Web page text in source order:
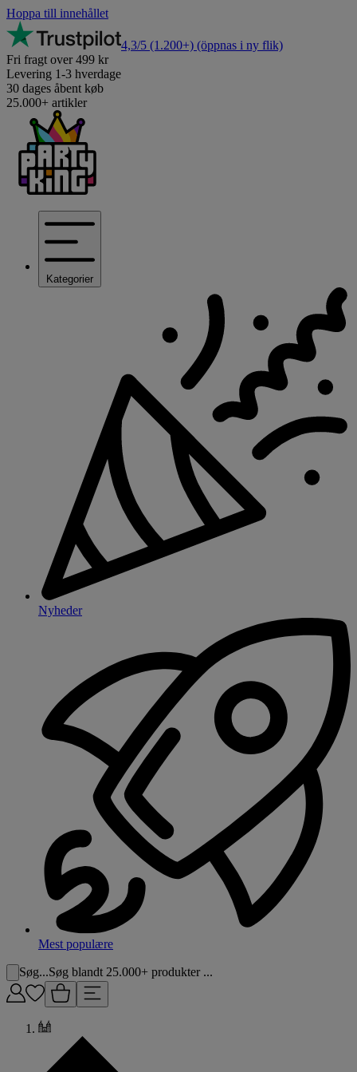
Hoppa till innehållet
4,3/5 (1.200+) (öppnas i ny flik)
Fri fragt over 499 kr
Levering 1-3 hverdage
30 dages åbent køb
25.000+ artikler
Kategorier
Nyheder
Mest populære
Søg...Søg blandt 25.000+ produkter ...